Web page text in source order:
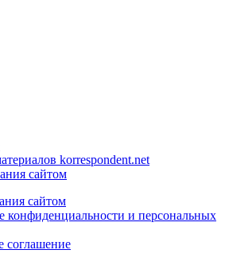
korrespondent.net
сайтом
сайтом
конфиденциальности и персональных
соглашение